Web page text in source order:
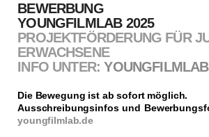
BEWERBUNG
YOUNGFILMLAB 2025
PROJEKTFÖRDERUNG FÜR
ERWACHSENE
INFO UNTER:
Die Bewegung ist ab sofort möglich.
Ausschreibungsinfos und
youngfilmlab.de